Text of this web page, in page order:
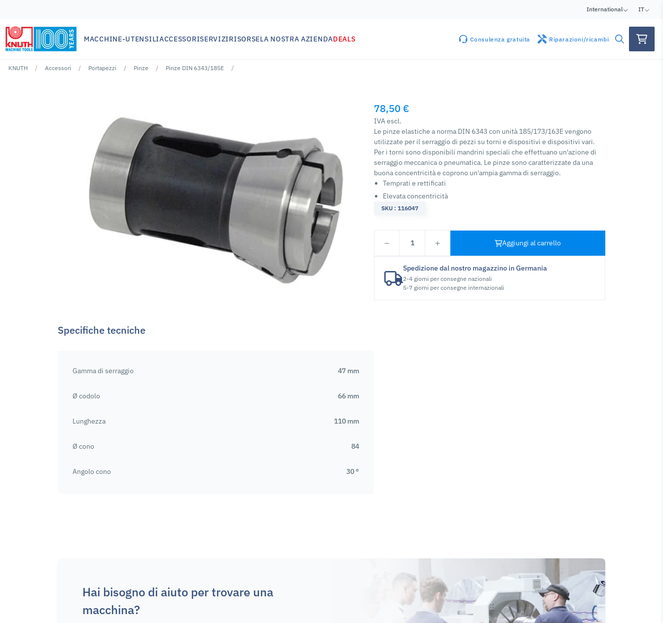
International IT
MACCHINE-UTENSILIACCESSORISERVIZIRISORSELA NOSTRA AZIENDADEALS Consulenza gratuita Riparazioni/ricambi
KNUTH Accessori Portapezzi Pinze Pinze DIN 6343/185E
Specifiche tecniche
Gamma di serraggio 47 mm
Ø codolo 66 mm
Lunghezza 110 mm
Ø cono 84
Angolo cono 30 °
78,50 €
IVA escl.
Le pinze elastiche a norma DIN 6343 con unità 185/173/163E vengono
utilizzate per il serraggio di pezzi su torni e dispositivi e dispositivi vari.
Per i torni sono disponibili mandrini speciali che effettuano un'azione di
serraggio meccanica o pneumatica. Le pinze sono caratterizzate da una
buona concentricità e coprono un'ampia gamma di serraggio.
Temprati e rettificati
Elevata concentricità
SKU : 116047
1 Aggiungi al carrello
Spedizione dal nostro magazzino in Germania
2-4 giorni per consegne nazionali
5-7 giorni per consegne internazionali
Hai bisogno di aiuto per trovare una
macchina?